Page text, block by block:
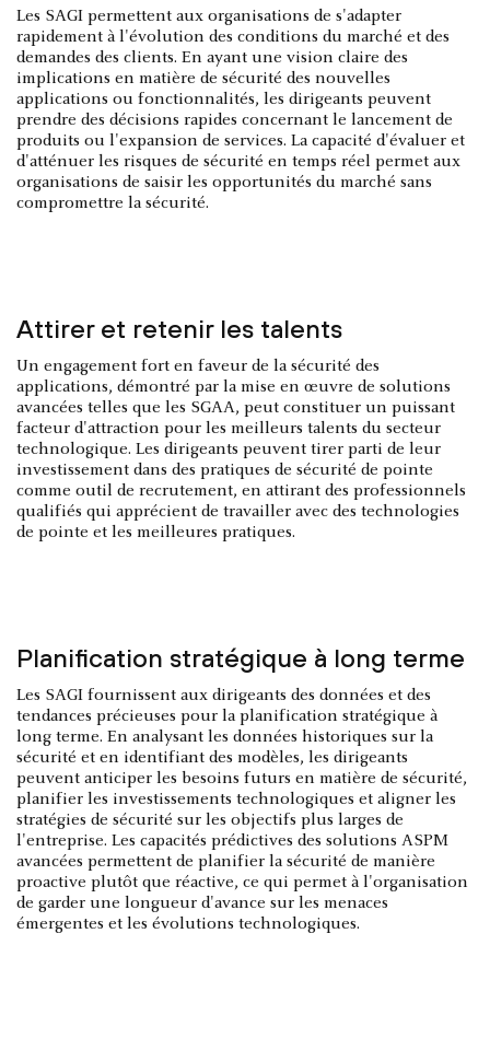
Les SAGI permettent aux organisations de s'adapter
rapidement à l'évolution des conditions du marché et des
demandes des clients. En ayant une vision claire des
implications en matière de sécurité des nouvelles
applications ou fonctionnalités, les dirigeants peuvent
prendre des décisions rapides concernant le lancement de
produits ou l'expansion de services. La capacité d'évaluer et
d'atténuer les risques de sécurité en temps réel permet aux
organisations de saisir les opportunités du marché sans
compromettre la sécurité.
Attirer et retenir les talents
Un engagement fort en faveur de la sécurité des
applications, démontré par la mise en œuvre de solutions
avancées telles que les SGAA, peut constituer un puissant
facteur d'attraction pour les meilleurs talents du secteur
technologique. Les dirigeants peuvent tirer parti de leur
investissement dans des pratiques de sécurité de pointe
comme outil de recrutement, en attirant des professionnels
qualifiés qui apprécient de travailler avec des technologies
de pointe et les meilleures pratiques.
Planification stratégique à long terme
Les SAGI fournissent aux dirigeants des données et des
tendances précieuses pour la planification stratégique à
long terme. En analysant les données historiques sur la
sécurité et en identifiant des modèles, les dirigeants
peuvent anticiper les besoins futurs en matière de sécurité,
planifier les investissements technologiques et aligner les
stratégies de sécurité sur les objectifs plus larges de
l'entreprise. Les capacités prédictives des solutions ASPM
avancées permettent de planifier la sécurité de manière
proactive plutôt que réactive, ce qui permet à l'organisation
de garder une longueur d'avance sur les menaces
émergentes et les évolutions technologiques.